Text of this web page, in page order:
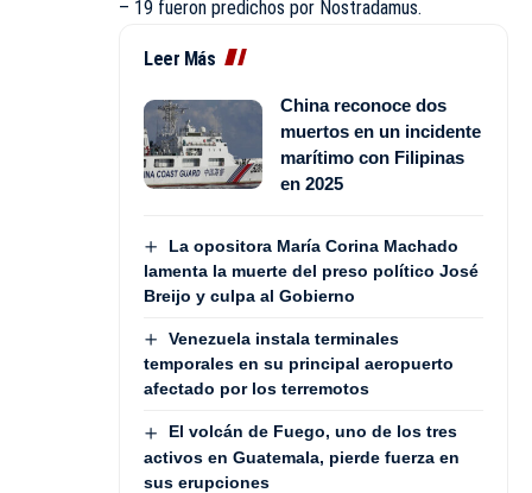
– 19 fueron predichos por Nostradamus.
Leer Más
China reconoce dos
muertos en un incidente
marítimo con Filipinas
en 2025
La opositora María Corina Machado
lamenta la muerte del preso político José
Breijo y culpa al Gobierno
Venezuela instala terminales
temporales en su principal aeropuerto
afectado por los terremotos
El volcán de Fuego, uno de los tres
activos en Guatemala, pierde fuerza en
sus erupciones